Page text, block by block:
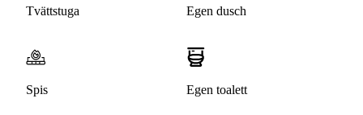
Tvättstuga Egen dusch
Spis Egen toalett